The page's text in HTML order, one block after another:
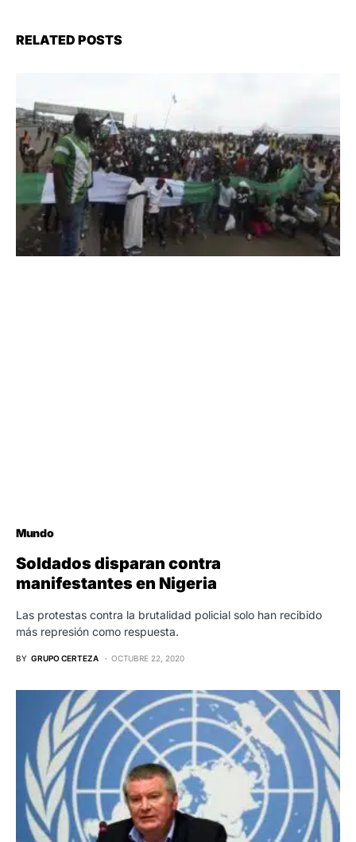
RELATED POSTS
Mundo
Soldados disparan contra
manifestantes en Nigeria
Las protestas contra la brutalidad policial solo han recibido
más represión como respuesta.
BY GRUPO CERTEZA OCTUBRE 22, 2020